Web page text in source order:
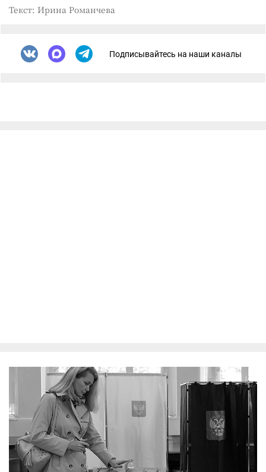
Текст: Ирина Романчева
Подписывайтесь на наши каналы